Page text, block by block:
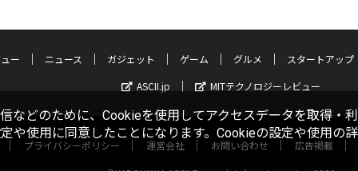
ー ニュース ガジェット ゲーム グルメ スタートアップ
ASCII.jp
MITテクノロジーレビュー
プライバシーポリシー 運営会社 お問い合わせ 広告掲載
などのために、Cookieを使用してアクセスデータを取得・
や使用に同意したことになります。Cookieの設定や使用の